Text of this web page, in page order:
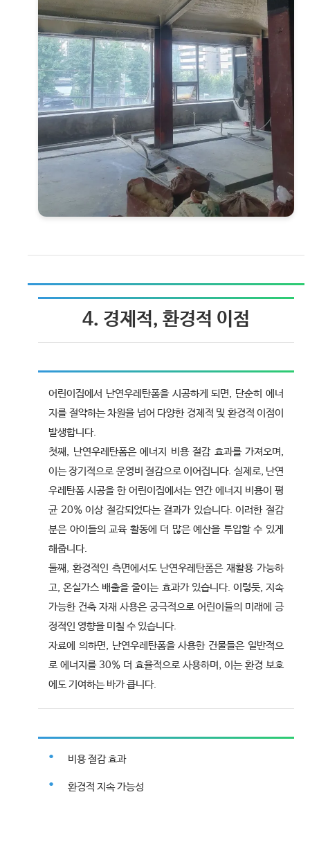
4. 경제적, 환경적 이점
어린이집에서 난연우레탄폼을 시공하게 되면, 단순히 에너
지를 절약하는 차원을 넘어 다양한 경제적 및 환경적 이점이
발생합니다.
첫째, 난연우레탄폼은 에너지 비용 절감 효과를 가져오며,
이는 장기적으로 운영비 절감으로 이어집니다. 실제로, 난연
우레탄폼 시공을 한 어린이집에서는 연간 에너지 비용이 평
균 20% 이상 절감되었다는 결과가 있습니다. 이러한 절감
분은 아이들의 교육 활동에 더 많은 예산을 투입할 수 있게
해줍니다.
둘째, 환경적인 측면에서도 난연우레탄폼은 재활용 가능하
고, 온실가스 배출을 줄이는 효과가 있습니다. 이렇듯, 지속
가능한 건축 자재 사용은 궁극적으로 어린이들의 미래에 긍
정적인 영향을 미칠 수 있습니다.
자료에 의하면, 난연우레탄폼을 사용한 건물들은 일반적으
로 에너지를 30% 더 효율적으로 사용하며, 이는 환경 보호
에도 기여하는 바가 큽니다.
비용 절감 효과
환경적 지속 가능성